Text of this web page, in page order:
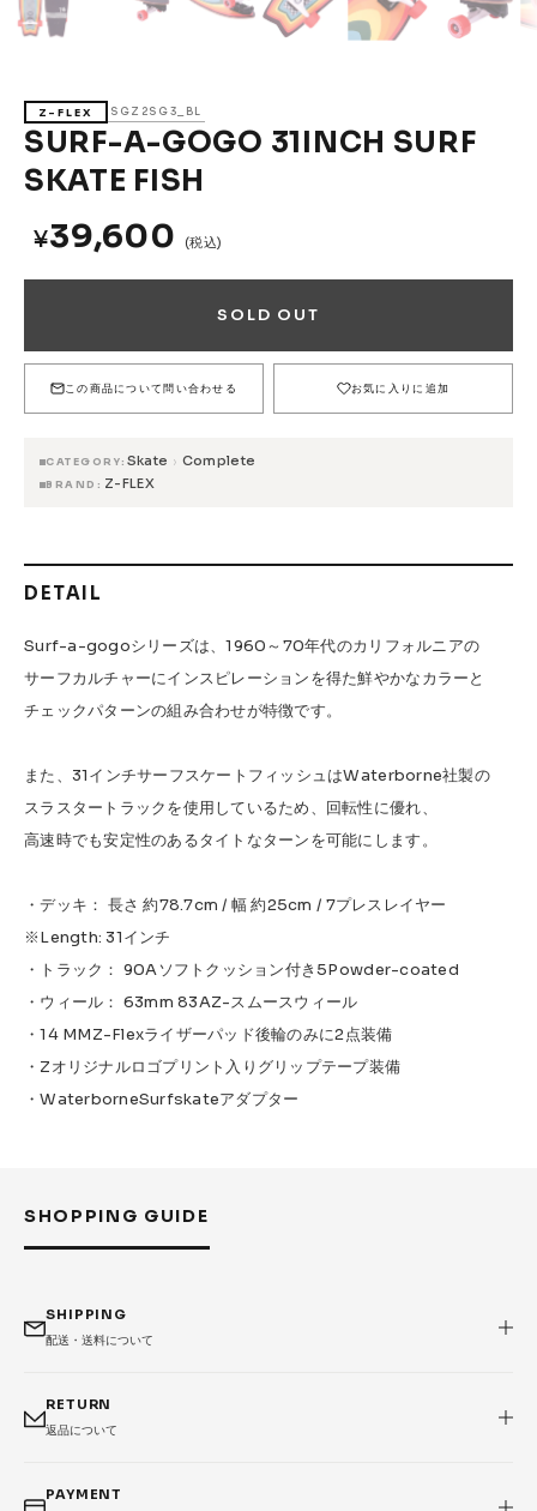
Bearings Parts & Accessories
Skate Bags & Cases Tools & Maintenance
MEDIA & PROJECTS
Media
W.P.S.I 九五館 -KYUGOKAN- Z-FLEX
CHROME INDUSTRIES
AREth
oddCIRKUS NARROW GAGE HEATED WHEEL
GRIND KING Vaga Rip Tide
SILVER FOX POWELL PERALTA
Z-FLEX SGZ2SG3_BL
SURF-A-GOGO 31INCH SURF
SKATE FISH
¥39,600 (税込)
SOLD OUT
この商品について問い合わせる お気に入りに追加
CATEGORY Skate › Complete
BRAND Z-FLEX
DETAIL
Surf-a-gogoシリーズは、1960～70年代のカリフォルニアの
サーフカルチャーにインスピレーションを得た鮮やかなカラーと
チェックパターンの組み合わせが特徴です。
また、31インチサーフスケートフィッシュはWaterborne社製の
スラスタートラックを使用しているため、回転性に優れ、
高速時でも安定性のあるタイトなターンを可能にします。
・デッキ： 長さ 約78.7cm / 幅 約25cm / 7プレスレイヤー
※Length: 31インチ
・トラック： 90Aソフトクッション付き5Powder-coated
・ウィール： 63mm 83AZ-スムースウィール
・14 MMZ-Flexライザーパッド後輪のみに2点装備
・Zオリジナルロゴプリント入りグリップテープ装備
・WaterborneSurfskateアダプター
SHOPPING GUIDE
SHIPPING
配送・送料について
RETURN
返品について
PAYMENT